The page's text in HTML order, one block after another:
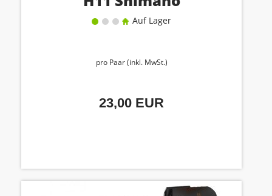
Auf Lager
pro Paar (inkl. MwSt.)
23,00 EUR